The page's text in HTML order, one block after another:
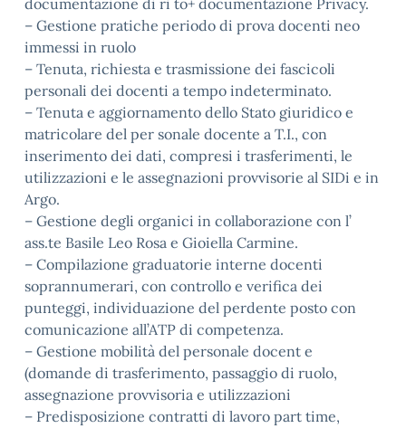
documentazione di ri to+ documentazione Privacy.
– Gestione pratiche periodo di prova docenti neo
immessi in ruolo
– Tenuta, richiesta e trasmissione dei fascicoli
personali dei docenti a tempo indeterminato.
– Tenuta e aggiornamento dello Stato giuridico e
matricolare del per sonale docente a T.I., con
inserimento dei dati, compresi i trasferimenti, le
utilizzazioni e le assegnazioni provvisorie al SIDi e in
Argo.
– Gestione degli organici in collaborazione con l’
ass.te Basile Leo Rosa e Gioiella Carmine.
– Compilazione graduatorie interne docenti
soprannumerari, con controllo e verifica dei
punteggi, individuazione del perdente posto con
comunicazione all’ATP di competenza.
– Gestione mobilità del personale docent e
(domande di trasferimento, passaggio di ruolo,
assegnazione provvisoria e utilizzazioni
– Predisposizione contratti di lavoro part time,